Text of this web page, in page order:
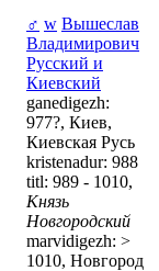
♂ w Вышеслав
Владимирович
Русский и
Киевский
ganedigezh:
977?, Киев,
Киевская Русь
kristenadur: 988
titl: 989 - 1010,
Князь
Новгородский
marvidigezh: >
1010, Новгород